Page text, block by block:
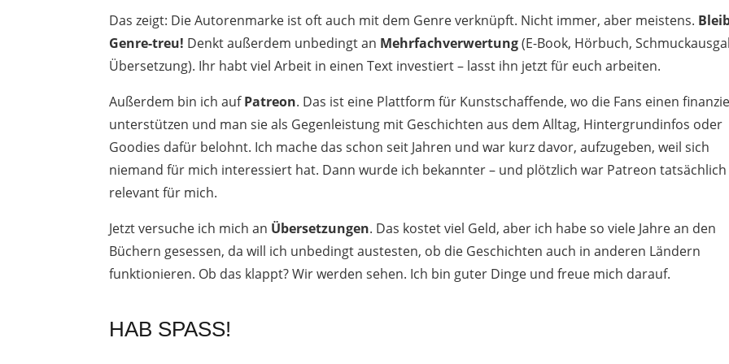
Das zeigt: Die Autorenmarke ist oft auch mit dem Genre verknüpft. Nicht immer, aber meistens.
Genre-treu! Denkt außerdem unbedingt an Mehrfachverwertung(E-Book, Hörbuch,
Übersetzung). Ihr habt viel Arbeit in einen Text investiert – lasst ihn jetzt für euch arbeiten.
Außerdem bin ich aufPatreon. Das ist eine Plattform für Kunstschaffende, wo die Fans einen
unterstützen und man sie als Gegenleistung mit Geschichten aus dem Alltag, Hintergrundinfos oder
Goodies dafür belohnt. Ich mache das schon seit Jahren und war kurz davor, aufzugeben, weil sich
niemand für mich interessiert hat. Dann wurde ich bekannter – und plötzlich war Patreon tatsächlich
relevant für mich.
Jetzt versuche ich mich an Übersetzungen. Das kostet viel Geld, aber ich habe so viele Jahre an den
Büchern gesessen, da will ich unbedingt austesten, ob die Geschichten auch in anderen Ländern
funktionieren. Ob das klappt? Wir werden sehen. Ich bin guter Dinge und freue mich darauf.
HAB SPASS!